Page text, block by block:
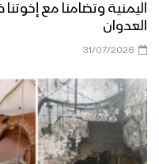
اليمنية وتضامنا مع
العدوان
31/07/2026